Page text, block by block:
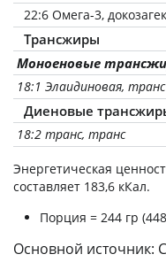
22:6 Омега-3,
Трансжиры
Моноеновые
18:1 Элаидиновая, транс
Диеновые
18:2 транс, транс
Энергетическая
составляет 183,6 кКал.
Порция = 244 гр
Основной источник: